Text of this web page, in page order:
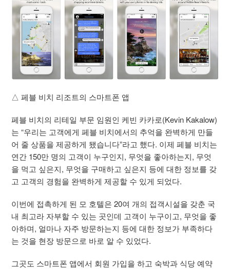
△ 페블 비치 리조트의 스마트폰 앱
페블 비치의 리테일 부문 임원인 케빈 카카로(Kevin Kakalow)
는 “우리는 고객에게 페블 비치에서의 추억을 완벽하게 만들
어 줄 상품을 제공하게 됐습니다”라고 했다. 이제 페블 비치는
연간 150만 명의 고객이 누구인지, 무엇을 좋아하는지, 무엇
을 먹고 싶은지, 무엇을 구매하고 싶은지 등에 대한 정보를 갖
고 고객의 경험을 완벽하게 제공할 수 있게 되었다.
이번에 접촉하게 된 모 호텔은 20여 개의 접객시설을 갖춘 국
내 최고라 자부할 수 있는 곳인데 고객이 누구이고, 무엇을 좋
아하며, 얼마나 자주 방문하는지 등에 대한 정보가 부족하다
는 것을 현장 방문으로 바로 알 수 있었다.
그곳도 스마트폰 앱에서 회원 가입을 하고 숙박과 식당 예약